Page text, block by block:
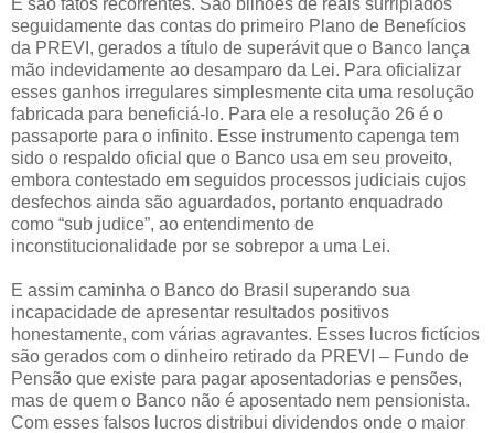
seguidamente das contas do primeiro Plano de Benefícios
da PREVI, gerados a título de superávit que o Banco lança
mão indevidamente ao desamparo da Lei. Para oficializar
esses ganhos irregulares simplesmente cita uma resolução
fabricada para beneficiá-lo. Para ele a resolução 26 é o
passaporte para o infinito. Esse instrumento capenga tem
sido o respaldo oficial que o Banco usa em seu proveito,
embora contestado em seguidos processos judiciais cujos
desfechos ainda são aguardados, portanto enquadrado
como “sub judice”, ao entendimento de
inconstitucionalidade por se sobrepor a uma Lei.
E assim caminha o Banco do Brasil superando sua
incapacidade de apresentar resultados positivos
honestamente, com várias agravantes. Esses lucros fictícios
são gerados com o dinheiro retirado da PREVI – Fundo de
Pensão que existe para pagar aposentadorias e pensões,
mas de quem o Banco não é aposentado nem pensionista.
Com esses falsos lucros distribui dividendos onde o maior